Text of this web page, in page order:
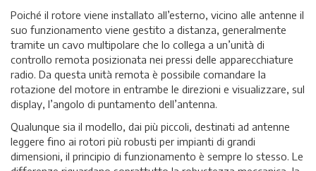
Poiché il rotore viene installato all’esterno, vicino alle antenne il
suo funzionamento viene gestito a distanza, generalmente
tramite un cavo multipolare che lo collega a un’unità di
controllo remota posizionata nei pressi delle apparecchiature
radio. Da questa unità remota è possibile comandare la
rotazione del motore in entrambe le direzioni e visualizzare, sul
display, l’angolo di puntamento dell’antenna.
Qualunque sia il modello, dai più piccoli, destinati ad antenne
leggere fino ai rotori più robusti per impianti di grandi
dimensioni, il principio di funzionamento è sempre lo stesso. Le